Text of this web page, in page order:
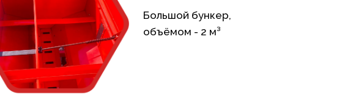
Большой бункер,
объёмом - 2 м³